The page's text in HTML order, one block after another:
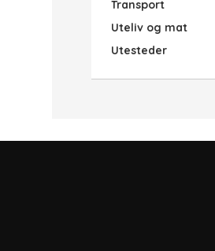
Transport
Uteliv og mat
Utesteder